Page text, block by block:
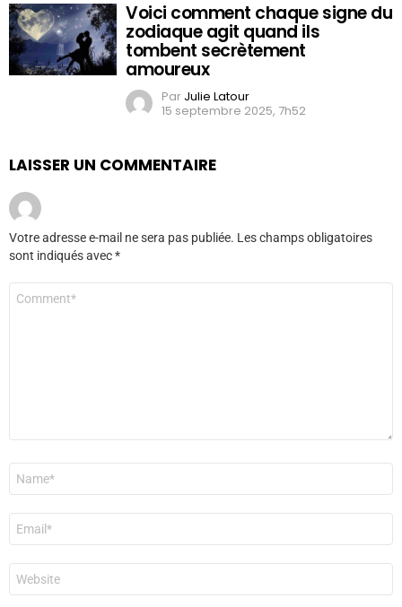
Voici comment chaque signe du
zodiaque agit quand ils
tombent secrètement
amoureux
Par Julie Latour
15 septembre 2025, 7h52
LAISSER UN COMMENTAIRE
Votre adresse e-mail ne sera pas publiée. Les champs obligatoires
sont indiqués avec*
mail
*
Site
web